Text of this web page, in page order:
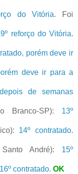
do Vitória. Foi
9º reforço do Vitória.
porém deve ir
deve ir para a
de semanas
Branco-SP): 13º
14º contratado.
André): 15º
16º contratado. OK